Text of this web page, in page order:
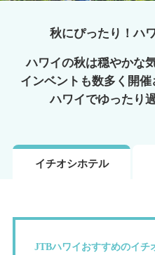
秋にぴったり！ハ
ハワイの秋は穏やかな
インベントも数多く開
ハワイでゆったり
イチオシホテル
JTBハワイおすすめのイチ